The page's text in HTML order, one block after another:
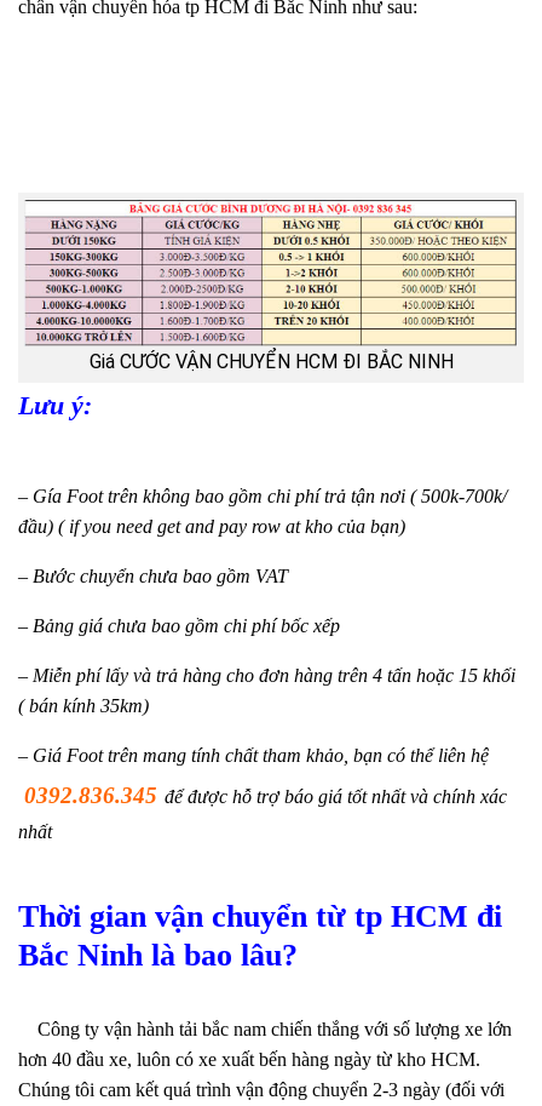
chân vận chuyển hóa tp HCM đi Bắc Ninh như sau:
Giá CƯỚC VẬN CHUYỂN HCM ĐI BẮC NINH
Lưu ý:
– Gía Foot trên không bao gồm chi phí trả tận nơi ( 500k-700k/
đầu) ( if you need get and pay row at kho của bạn)
– Bước chuyển chưa bao gồm VAT
– Bảng giá chưa bao gồm chi phí bốc xếp
– Miễn phí lấy và trả hàng cho đơn hàng trên 4 tấn hoặc 15 khối
( bán kính 35km)
– Giá Foot trên mang tính chất tham khảo, bạn có thể liên hệ
0392.836.345 để được hỗ trợ báo giá tốt nhất và chính xác
nhất
Thời gian vận chuyển từ tp HCM đi
Bắc Ninh là bao lâu?
Công ty vận hành tải bắc nam chiến thắng với số lượng xe lớn
hơn 40 đầu xe, luôn có xe xuất bến hàng ngày từ kho HCM.
Chúng tôi cam kết quá trình vận động chuyển 2-3 ngày (đối với